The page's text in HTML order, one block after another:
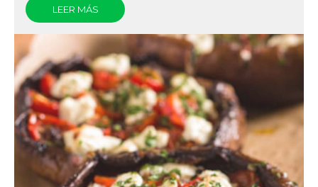
LEER MÁS